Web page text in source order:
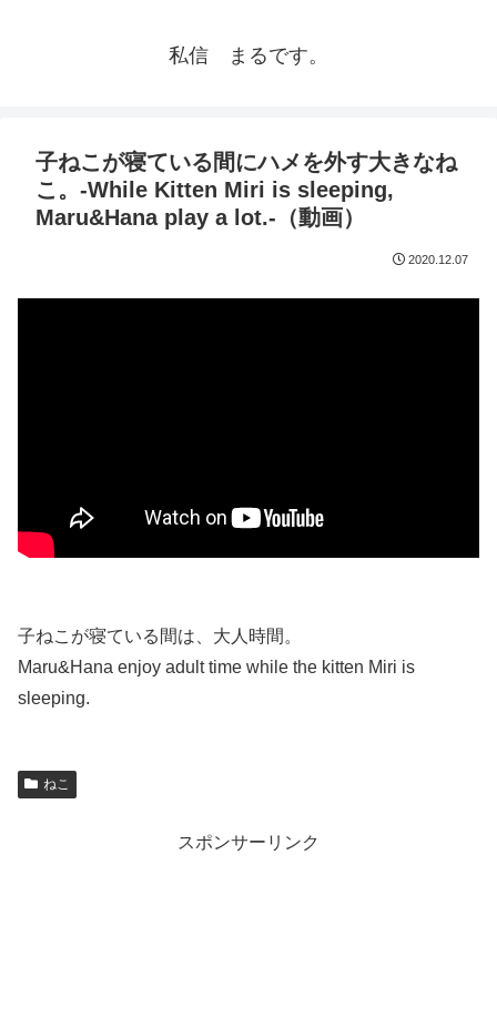
私信 まるです。
子ねこが寝ている間にハメを外す大きなね
こ。-While Kitten Miri is sleeping,
Maru&Hana play a lot.-（動画）
2020.12.07
子ねこが寝ている間は、大人時間。
Maru&Hana enjoy adult time while the kitten Miri is
sleeping.
ねこ
スポンサーリンク